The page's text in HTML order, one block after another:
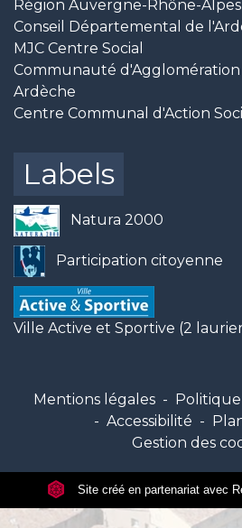
Région Auvergne-Rhône-Alpes
Conseil Départemental de
MJC Centre Social
Communauté d'Agglomération
Ardèche
Centre Communal d'Action
Labels
Natura 2000
Participation citoyenne
Ville Active et Sportive (2
Mentions légales -
- Accessibilité -
Gestion des
Site créé en partenariat avec